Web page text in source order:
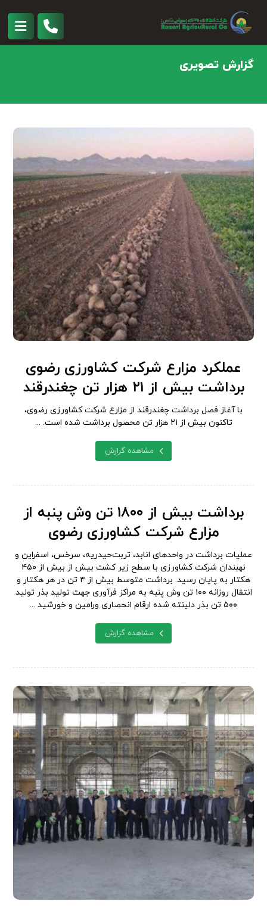
گزارش تصویری
عملکرد مزارع شرکت کشاورزی رضوی
برداشت بیش از ۲۱ هزار تن چغندرقند
با آغاز فصل برداشت چغندرقند از مزارع شرکت کشاورزی رضوی،
تاکنون بیش از ۲۱ هزار تن محصول برداشت شده است. ...
مشاهده گزارش
برداشت بیش از ۱۸۰۰ تن وش پنبه از
مزارع شرکت کشاورزی رضوی
عملیات برداشت در واحدهای انابد، تربت‌حیدریه، سرخس، اسفراین و
نهبندان شرکت کشاورزی با سطح زیر کشت بیش از بیش از ۴۵۰
هکتار به پایان رسید. برداشت متوسط بیش از ۴ تن در هر هکتار و
انتقال روزانه ۱۰۰ تن وش پنبه به مراکز فرآوری جهت تولید بذر تولید
۵۰۰ تن بذر دلینته شده ارقام انحصاری ورامین و خورشید ...
مشاهده گزارش